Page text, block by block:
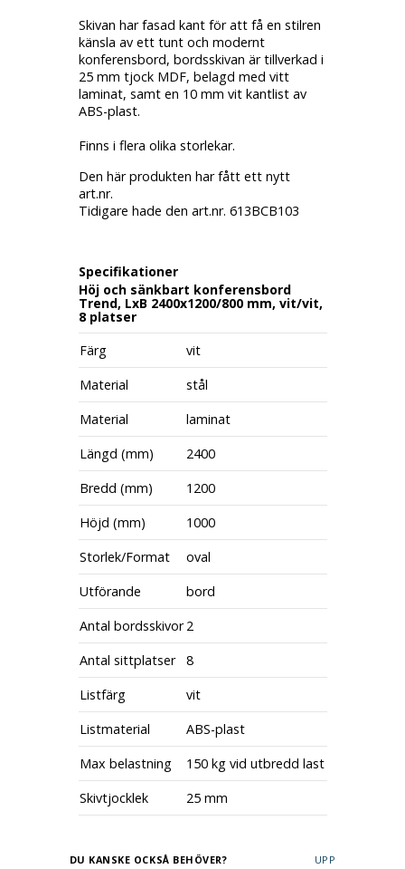
Skivan har fasad kant för att få en stilren
känsla av ett tunt och modernt
konferensbord, bordsskivan är tillverkad i
25 mm tjock MDF, belagd med vitt
laminat, samt en 10 mm vit kantlist av
ABS-plast.
Finns i flera olika storlekar.
Den här produkten har fått ett nytt
art.nr.
Tidigare hade den art.nr. 613BCB103
Specifikationer
Höj och sänkbart konferensbord
Trend, LxB 2400x1200/800 mm, vit/vit,
8 platser
Färg
vit
Material
stål
Material
laminat
Längd (mm)
2400
Bredd (mm)
1200
Höjd (mm)
1000
Storlek/Format
oval
Utförande
bord
Antal bordsskivor 2
Antal sittplatser
8
Listfärg
vit
Listmaterial
ABS-plast
Max belastning
150 kg vid utbredd last
Skivtjocklek
25 mm
DU KANSKE OCKSÅ BEHÖVER? UPP